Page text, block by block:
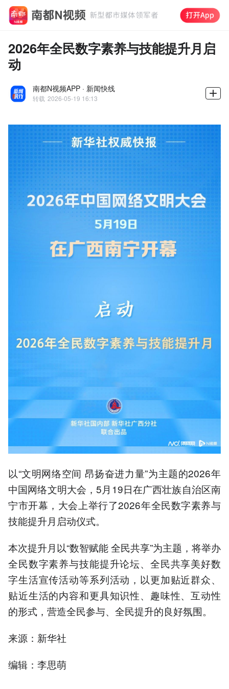
2026年全民数字素养与技能提升月启
动
南都N视频APP · 新闻快线
转载 2026-05-19 16:13
以“文明网络空间 昂扬奋进力量”为主题的2026年
中国网络文明大会，5月19日在广西壮族自治区南
宁市开幕，大会上举行了2026年全民数字素养与
技能提升月启动仪式。
本次提升月以“数智赋能 全民共享”为主题，将举办
全民数字素养与技能提升论坛、全民共享美好数
字生活宣传活动等系列活动，以更加贴近群众、
贴近生活的内容和更具知识性、趣味性、互动性
的形式，营造全民参与、全民提升的良好氛围。
来源：新华社
编辑：李思萌